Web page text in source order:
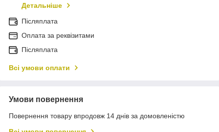
Детальніше
Післяплата
Оплата за реквізитами
Післяплата
Всі умови оплати
Умови повернення
Повернення товару впродовж 14 днів за домовленістю